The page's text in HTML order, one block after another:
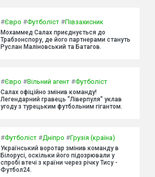
#Євро #Футболіст #Півзахисник
Мохаммед Салах приєднується до
Трабзонспору, де його партнерами стануть
Руслан Маліновський та Батагов.
#Євро #Вільний агент #Футболіст
Салах офіційно змінив команду!
Легендарний гравець "Ліверпуля" уклав
угоду з турецьким футбольним гігантом.
#Футболіст #Дніпро #Грузія (країна)
Український воротар змінив команду в
Білорусі, оскільки його підозрювали у
спробі втечі з країни через річку Тису -
Футбол24.